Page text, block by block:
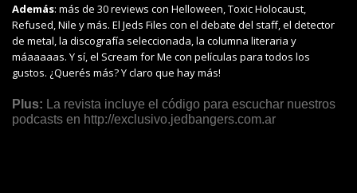
Además: más de 30 reviews con Helloween, Toxic Holocaust,
Refused, Nile y más. El Jeds Files con el debate del staff, el detector
de metal, la discografía seleccionada, la columna literaria y
máaaaaas. Y sí, el Scream for Me con películas para todos los
gustos. ¿Querés más? Y claro que hay más!
Plus: La revista incluye el código para escuchar nuestros
podcasts en http://exclusivo.jedbangers.com.ar